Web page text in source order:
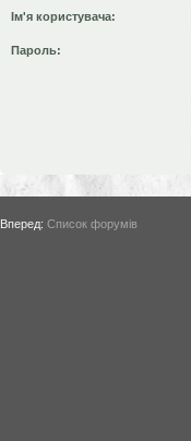
Ім'я користувача:
Пароль:
Вперед: Список форумів